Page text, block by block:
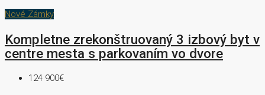
Nové Zámky
Kompletne zrekonštruovaný 3 izbový byt v
centre mesta s parkovaním vo dvore
124 900€